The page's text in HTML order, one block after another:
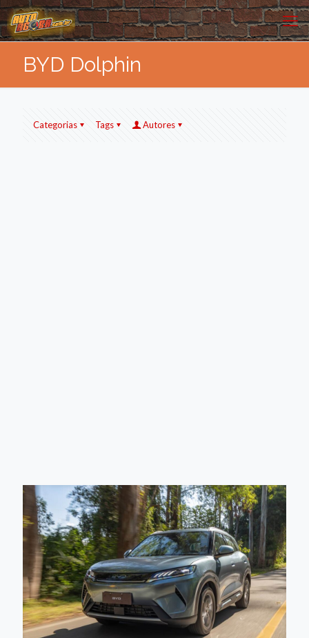
BYD Dolphin
Categorias Tags Autores